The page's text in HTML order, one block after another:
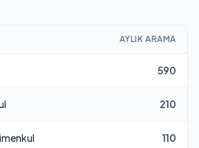
AYLIK ARAMA
590
210
110